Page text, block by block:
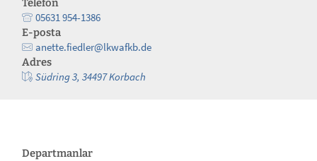
Telefon
05631 954-1386
E-posta
anette.fiedler@lkwafkb.de
Adres
Südring 3, 34497 Korbach
Departmanlar